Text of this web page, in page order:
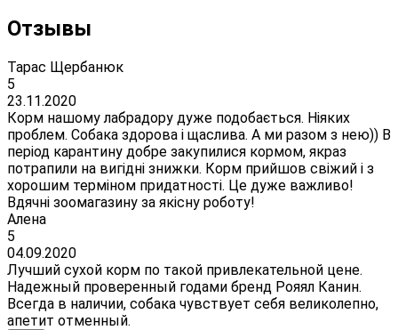
Отзывы
Тарас Щербанюк
5
23.11.2020
Корм нашому лабрадору дуже подобається. Ніяких
проблем. Собака здорова і щаслива. А ми разом з нею)) В
період карантину добре закупилися кормом, якраз
потрапили на вигідні знижки. Корм прийшов свіжий і з
хорошим терміном придатності. Це дуже важливо!
Вдячні зоомагазину за якісну роботу!
Алена
5
04.09.2020
Лучший сухой корм по такой привлекательной цене.
Надежный проверенный годами бренд Рояял Канин.
Всегда в наличии, собака чувствует себя великолепно,
апетит отменный.